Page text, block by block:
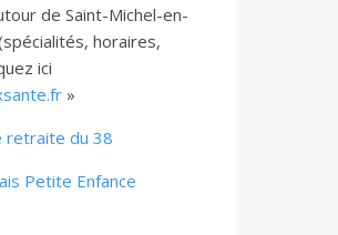
de Saint-Michel-en-
horaires,
ici
»
retraite du 38
Petite Enfance